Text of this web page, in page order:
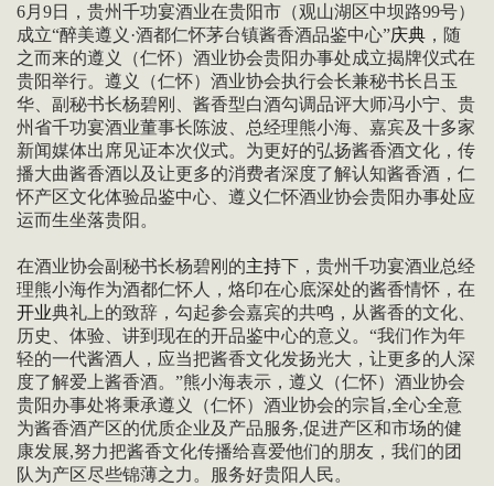
6月9日，贵州千功宴酒业在贵阳市（观山湖区中坝路99号）
成立“醉美遵义·酒都仁怀茅台镇酱香酒品鉴中心”庆典，随
之而来的遵义（仁怀）酒业协会贵阳办事处成立揭牌仪式在
贵阳举行。遵义（仁怀）酒业协会执行会长兼秘书长吕玉
华、副秘书长杨碧刚、酱香型白酒勾调品评大师冯小宁、贵
州省千功宴酒业董事长陈波、总经理熊小海、嘉宾及十多家
新闻媒体出席见证本次仪式。为更好的弘扬酱香酒文化，传
播大曲酱香酒以及让更多的消费者深度了解认知酱香酒，仁
怀产区文化体验品鉴中心、遵义仁怀酒业协会贵阳办事处应
运而生坐落贵阳。
在酒业协会副秘书长杨碧刚的主持下，贵州千功宴酒业总经
理熊小海作为酒都仁怀人，烙印在心底深处的酱香情怀，在
开业典礼上的致辞，勾起参会嘉宾的共鸣，从酱香的文化、
历史、体验、讲到现在的开品鉴中心的意义。“我们作为年
轻的一代酱酒人，应当把酱香文化发扬光大，让更多的人深
度了解爱上酱香酒。”熊小海表示，遵义（仁怀）酒业协会
贵阳办事处将秉承遵义（仁怀）酒业协会的宗旨,全心全意
为酱香酒产区的优质企业及产品服务,促进产区和市场的健
康发展,努力把酱香文化传播给喜爱他们的朋友，我们的团
队为产区尽些锦薄之力。服务好贵阳人民。